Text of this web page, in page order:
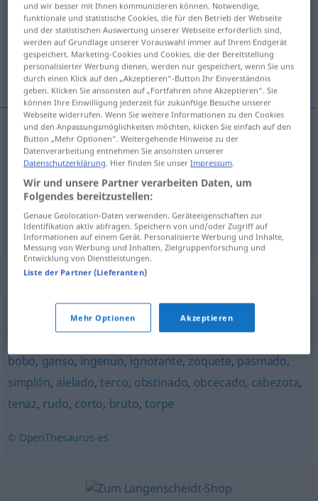
Übersicht aller Übersetzungen
(Für mehr Details die Übersetzung anklicken/antippen)
Esel
Eselm borrico tb FIG
borricoTEC → siehe „borriqueta“
Synonyme für "borrico"
asno,pollino,burro garañón,rucio
bobo, ganso, ingenuo, ignorante, zoquete, pasmado,
simplón, alelado,terco, obstinado, obcecado, cabezota,
tenaz, rudo, corto, bruto,torpe
© OpenThesaurus-es
und wir besser mit Ihnen kommunizieren können. Notwendige,
funktionale und statistische Cookies, die für den Betrieb der Webseite
und der statistischen Auswertung unserer Webseite erforderlich sind,
werden auf Grundlage unserer Vorauswahl immer auf Ihrem Endgerät
gespeichert. Marketing-Cookies und Cookies, die der Bereitstellung
personalisierter Werbung dienen, werden nur gespeichert, wenn Sie uns
durch einen Klick auf den „Akzeptieren“-Button Ihr Einverständnis
geben. Klicken Sie ansonsten auf „Fortfahren ohne Akzeptieren“. Sie
können Ihre Einwilligung jederzeit für zukünftige Besuche unserer
Webseite widerrufen. Wenn Sie weitere Informationen zu den Cookies
und den Anpassungsmöglichkeiten möchten, klicken Sie einfach auf den
Button „Mehr Optionen“. Weitergehende Hinweise zu der
Datenverarbeitung entnehmen Sie ansonsten unserer
Datenschutzerklärung. Hier finden Sie unserImpressum.
Wir und unsere Partner verarbeiten Daten, um
Folgendes bereitzustellen:
Genaue Geolocation-Daten verwenden. Geräteeigenschaften zur
Identifikation aktiv abfragen. Speichern von und/oder Zugriff auf
Informationen auf einem Gerät. Personalisierte Werbung und Inhalte,
Messung von Werbung und Inhalten, Zielgruppenforschung und
Entwicklung von Dienstleistungen.
Liste der Partner (Lieferanten)
Mehr Optionen Akzeptieren